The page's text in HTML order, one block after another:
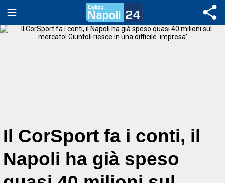
Il CorSport fa i conti, il
Napoli ha già speso